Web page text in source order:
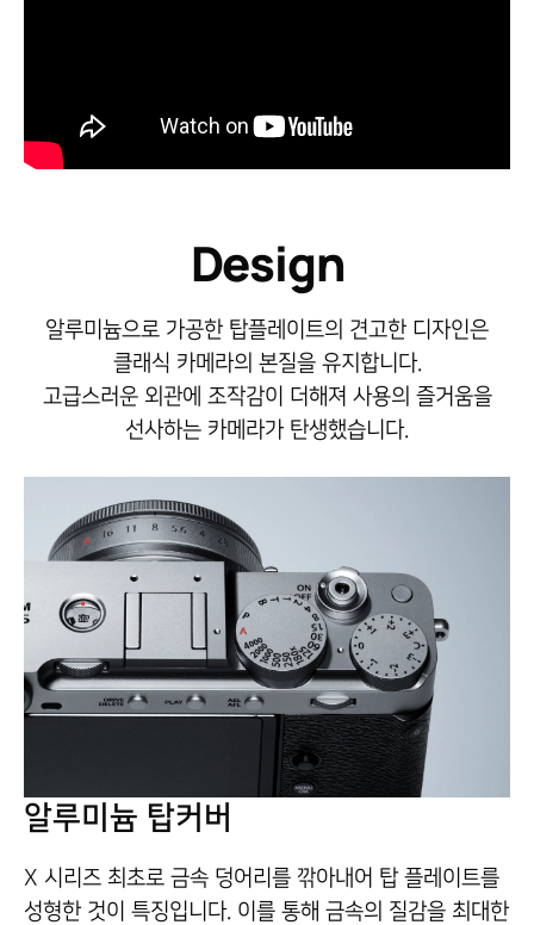
Design
알루미늄으로 가공한 탑플레이트의 견고한 디자인은
클래식 카메라의 본질을 유지합니다.
고급스러운 외관에 조작감이 더해져 사용의 즐거움을
선사하는 카메라가 탄생했습니다.
알루미늄 탑커버
X 시리즈 최초로 금속 덩어리를 깎아내어 탑 플레이트를
성형한 것이 특징입니다. 이를 통해 금속의 질감을 최대한